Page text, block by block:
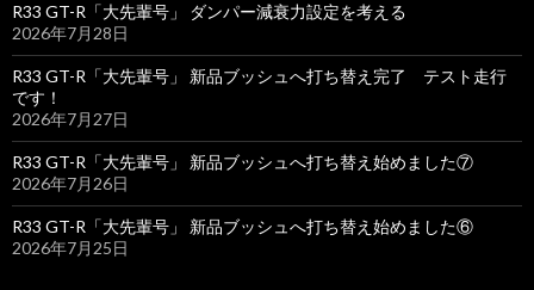
R33 GT-R「大先輩号」 ダンパー減衰力設定を考える
2026年7月28日
R33 GT-R「大先輩号」 新品ブッシュへ打ち替え完了 テスト走行
です！
2026年7月27日
R33 GT-R「大先輩号」 新品ブッシュへ打ち替え始めました⑦
2026年7月26日
R33 GT-R「大先輩号」 新品ブッシュへ打ち替え始めました⑥
2026年7月25日